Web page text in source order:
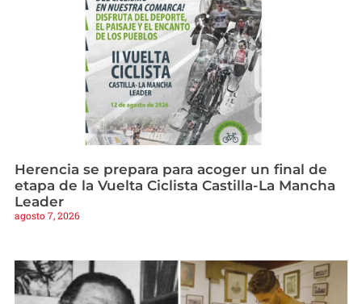
Herencia se prepara para acoger un final de
etapa de la Vuelta Ciclista Castilla-La Mancha
Leader
agosto 7, 2026